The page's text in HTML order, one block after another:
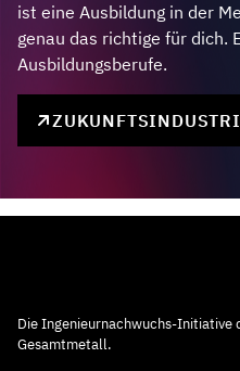
ist eine Ausbildung in der
genau das richtige für dich.
Ausbildungsberufe.
Die Ingenieurnachwuchs-Initiative
Gesamtmetall.